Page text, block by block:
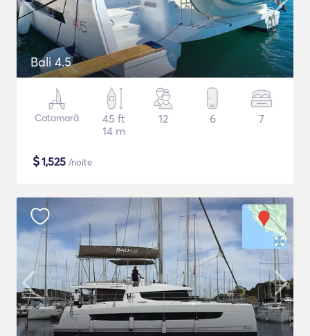
Bali 4.5
Catamarã
45 ft
14 m
12 6 7
$1,525 /noite